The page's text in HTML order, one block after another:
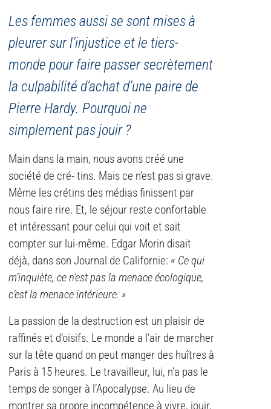
Les femmes aussi se sont mises à
pleurer sur l’injustice et le tiers-
monde pour faire passer secrètement
la culpabilité d’achat d’une paire de
Pierre Hardy. Pourquoi ne
simplement pas jouir ?
Main dans la main, nous avons créé une
société de cré- tins. Mais ce n’est pas si grave.
Même les crétins des médias finissent par
nous faire rire. Et, le séjour reste confortable
et intéressant pour celui qui voit et sait
compter sur lui-même. Edgar Morin disait
déjà, dans son Journal de Californie: « Ce qui
m’inquiète, ce n’est pas la menace écologique,
c’est la menace intérieure. »
La passion de la destruction est un plaisir de
raffinés et d’oisifs. Le monde a l’air de marcher
sur la tête quand on peut manger des huîtres à
Paris à 15 heures. Le travailleur, lui, n’a pas le
temps de songer à l’Apocalypse. Au lieu de
montrer sa propre incompétence à vivre, jouir,